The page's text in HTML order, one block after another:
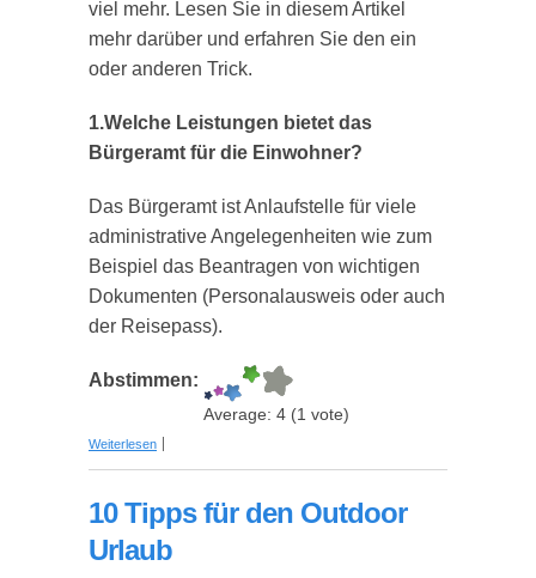
viel mehr. Lesen Sie in diesem Artikel
mehr darüber und erfahren Sie den ein
oder anderen Trick.
1.Welche Leistungen bietet das
Bürgeramt für die Einwohner?
Das Bürgeramt ist Anlaufstelle für viele
administrative Angelegenheiten wie zum
Beispiel das Beantragen von wichtigen
Dokumenten (Personalausweis oder auch
der Reisepass).
Abstimmen:
Average: 4 (1 vote)
Weiterlesen über 8 hilfreiche Tipps und Tricks für das
10 Tipps für den Outdoor
Urlaub